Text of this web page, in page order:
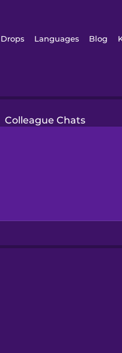
Drops Languages Blog
Colleague Chats